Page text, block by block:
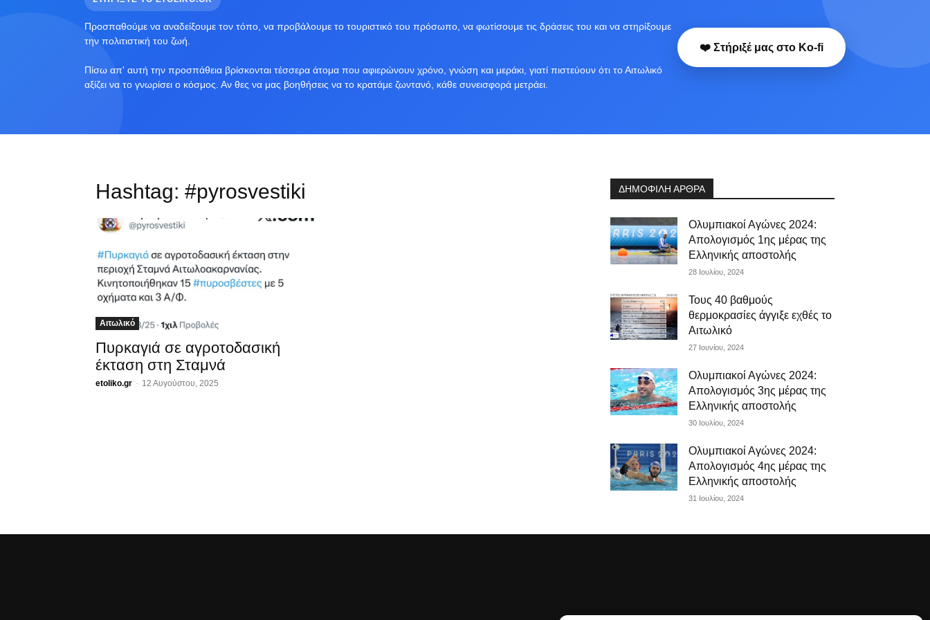
Προσπαθούμε να αναδείξουμε τον τόπο, να προβάλουμε το τουριστικό του πρόσωπο, να φωτίσουμε τις δράσεις του και να στηρίξουμε
την πολιτιστική του ζωή.
Πίσω απ' αυτή την προσπάθεια βρίσκονται τέσσερα άτομα που αφιερώνουν χρόνο, γνώση και μεράκι, γιατί πιστεύουν ότι το Αιτωλικό
αξίζει να το γνωρίσει ο κόσμος. Αν θες να μας βοηθήσεις να το κρατάμε ζωντανό, κάθε συνεισφορά μετράει.
❤️ Στήριξέ μας στο Ko-fi
Hashtag: #pyrosvestiki
Αιτωλικό
Πυρκαγιά σε αγροτοδασική
έκταση στη Σταμνά
etoliko.gr - 12 Αυγούστου, 2025
ΔΗΜΟΦΙΛΗ ΑΡΘΡΑ
Ολυμπιακοί Αγώνες 2024:
Απολογισμός 1ης μέρας της
Ελληνικής αποστολής
28 Ιουλίου, 2024
Τους 40 βαθμούς
θερμοκρασίες άγγιξε εχθές το
Αιτωλικό
27 Ιουνίου, 2024
Ολυμπιακοί Αγώνες 2024:
Απολογισμός 3ης μέρας της
Ελληνικής αποστολής
30 Ιουλίου, 2024
Ολυμπιακοί Αγώνες 2024:
Απολογισμός 4ης μέρας της
Ελληνικής αποστολής
31 Ιουλίου, 2024